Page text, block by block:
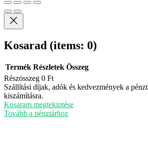
Kosarad (items: 0)
Termékek
a
kosárban
Termék Részletek Összeg
Részösszeg 0 Ft
Szállítási díjak, adók és kedvezmények a
kiszámításra.
Kosaram megtekintése
Tovább a pénztárhoz